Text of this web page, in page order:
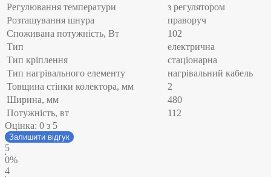
Регулювання температури
з регулятором
Розташування шнура
праворуч
Споживана потужність, Вт
102
Тип
електрична
Тип кріплення
стаціонарна
Тип нагрівального елементу
нагрівальний кабель
Товщина стінки колектора, мм
2
Ширина, мм
480
Потужність, вт
112
Оцінка: 0 з 5
Залишити відгук
5
0%
4